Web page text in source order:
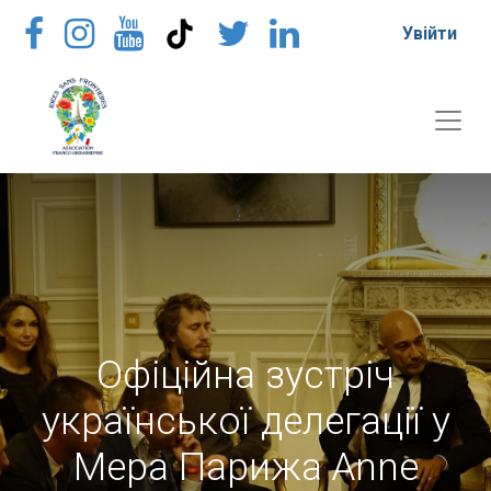
Увійти
Офіційна зустріч
української делегації у
Мера Парижа Anne